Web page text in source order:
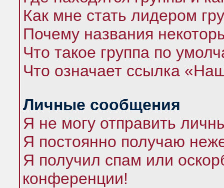
Как мне стать лидером
Почему названия
Что такое группа по
Что означает ссылка
Личные сообщения
Я не могу отправить
Я постоянно получаю
Я получил спам или
конференции!